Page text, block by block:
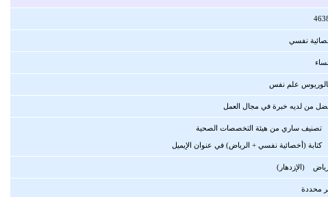
نفسي
علم نفس
من لديه خبرة في مجال العمل
(الإزدهار)
محددة